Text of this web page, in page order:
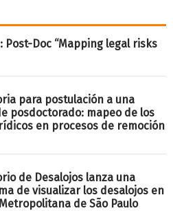
Doc “Mapping legal risks
para postulación a una
posdoctorado: mapeo de los
en procesos de remoción
de Desalojos lanza una
de visualizar los desalojos en
de São Paulo